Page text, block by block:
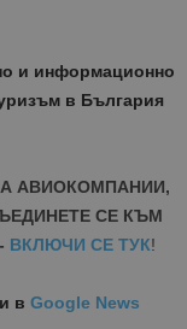
и информационно
в България
АВИОКОМПАНИИ,
СЕ КЪМ
ВКЛЮЧИ СЕ ТУК!
в Google News